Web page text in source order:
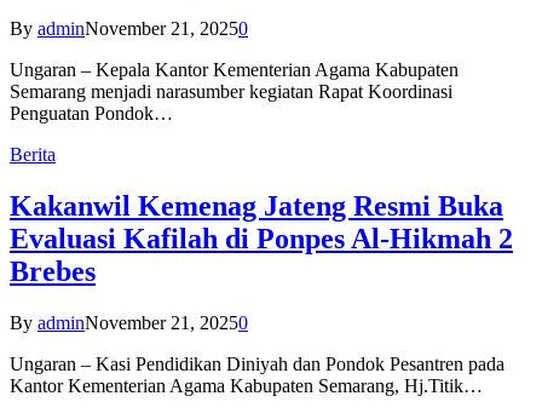
By adminNovember 21, 20250
Ungaran – Kepala Kantor Kementerian Agama Kabupaten
Semarang menjadi narasumber kegiatan Rapat Koordinasi
Penguatan Pondok…
Berita
Kakanwil Kemenag Jateng Resmi Buka
Evaluasi Kafilah di Ponpes Al-Hikmah 2
Brebes
By adminNovember 21, 20250
Ungaran – Kasi Pendidikan Diniyah dan Pondok Pesantren pada
Kantor Kementerian Agama Kabupaten Semarang, Hj.Titik…